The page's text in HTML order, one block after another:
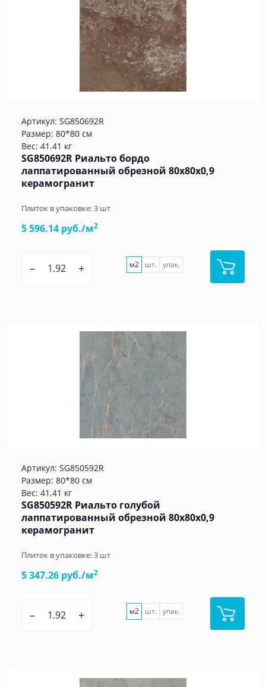
Артикул: SG850692R
Размер: 80*80 см
Вес: 41.41 кг
SG850692R Риальто бордо
лаппатированный обрезной 80x80x0,9
керамогранит
Плиток в упаковке:3 шт
5 596.14 руб./м2
– + м2 шт. упак.
Артикул: SG850592R
Размер: 80*80 см
Вес: 41.41 кг
SG850592R Риальто голубой
лаппатированный обрезной 80x80x0,9
керамогранит
Плиток в упаковке:3 шт
5 347.26 руб./м2
– + м2 шт. упак.